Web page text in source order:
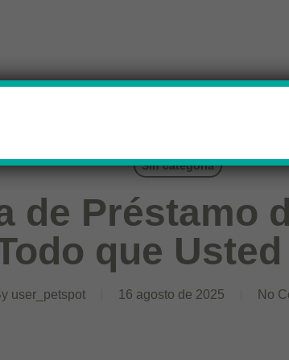
Sin categoría
de Préstamo
que
user_petspot 16 agosto de 2025 No